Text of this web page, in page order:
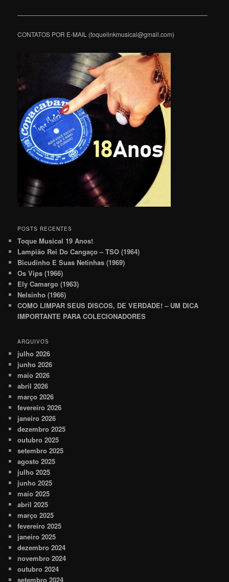
———————————————————————————————
CONTATOS POR E-MAIL (toquelinkmusical@gmail.com)
POSTS RECENTES
Toque Musical 19 Anos!
Lampião Rei Do Cangaço – TSO (1964)
Bicudinho E Suas Netinhas (1969)
Os Vips (1966)
Ely Camargo (1963)
Nelsinho (1966)
COMO LIMPAR SEUS DISCOS, DE VERDADE! – UM DICA
IMPORTANTE PARA COLECIONADORES
ARQUIVOS
julho 2026
junho 2026
maio 2026
abril 2026
março 2026
fevereiro 2026
janeiro 2026
dezembro 2025
outubro 2025
setembro 2025
agosto 2025
julho 2025
junho 2025
maio 2025
abril 2025
março 2025
fevereiro 2025
janeiro 2025
dezembro 2024
novembro 2024
outubro 2024
setembro 2024